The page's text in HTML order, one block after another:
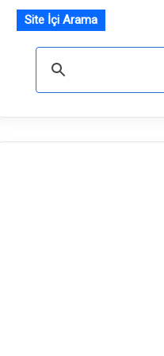
Site İçi Arama